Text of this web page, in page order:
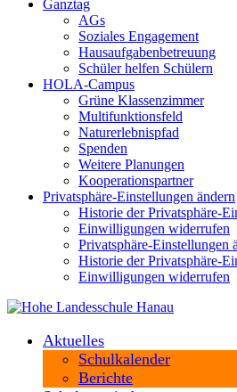
Ganztag
AGs
Soziales Engagement
Hausaufgabenbetreuung
Schüler helfen Schülern
HOLA-Campus
Grüne Klassenzimmer
Multifunktionsfeld
Naturerlebnispfad
Spenden
Weitere Planungen
Kooperationspartner
Privatsphäre-Einstellungen ändern
Historie der Privatsphäre-
Einwilligungen widerrufen
Privatsphäre-Einstellungen
Historie der Privatsphäre-
Einwilligungen widerrufen
Aktuelles
Schulkalender
Berichte